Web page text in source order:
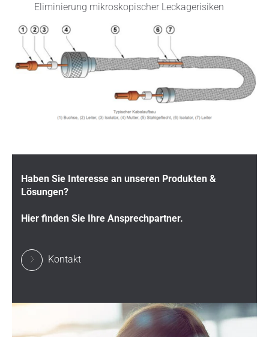
Eliminierung mikroskopischer Leckagerisiken
Haben Sie Interesse an unseren Produkten &
Lösungen?
Hier finden Sie Ihre Ansprechpartner.
Kontakt